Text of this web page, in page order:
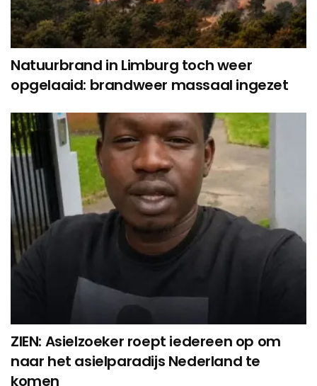
Natuurbrand in Limburg toch weer
opgelaaid: brandweer massaal ingezet
ZIEN: Asielzoeker roept iedereen op om
naar het asielparadijs Nederland te
komen